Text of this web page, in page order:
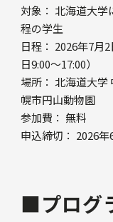
対象： 北海道大
程の学生
日程： 2026年7月
日9:00～17:00）
場所： 北海道大
幌市円山動物園
参加費： 無料
申込締切： 2026
■プログ